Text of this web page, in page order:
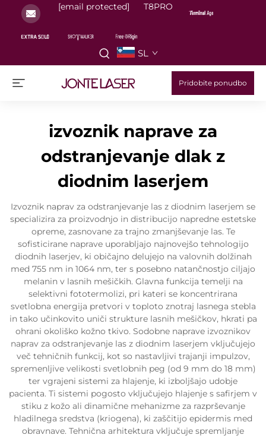
[email protected] T8PRO
SL
Pridobite ponudbo
izvoznik naprave za
odstranjevanje dlak z
diodnim laserjem
Izvoznik naprav za odstranjevanje las z diodnim laserjem se
specializira za proizvodnjo in distribucijo napredne estetske
opreme, zasnovane za trajno zmanjševanje las. Te
sofisticirane naprave uporabljajo najnovejšo tehnologijo
diodnih laserjev, ki običajno delujejo na valovnih dolžinah
med 755 nm in 1064 nm, ter s posebno natančnostjo ciljajo
melanin v lasnih mešičkih. Glavna funkcija temelji na
selektivni fototermolizi, pri kateri se koncentrirana
svetlobna energija pretvori v toploto znotraj lasnega stebla
in tako učinkovito uniči strukture lasnih mešičkov, hkrati pa
ohrani okoliško kožno tkivo. Sodobne naprave izvoznikov
naprav za odstranjevanje las z diodnim laserjem vključujejo
več tehničnih funkcij, kot so nastavljivi trajanji impulzov,
spremenljive velikosti svetlobnih peg (od 9 mm do 18 mm)
ter vgrajeni sistemi za hlajenje, ki izboljšajo udobje
pacienta. Ti sistemi pogosto vključujejo hlajenje s safirjem v
stiku z kožo ali dinamične mehanizme za razprševanje
hladilnega sredstva (kriogena), ki zaščitijo epidermis med
obravnave. Tehnična arhitektura vključuje spremljanje